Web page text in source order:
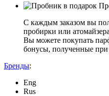
С каждым заказом вы
пробирки или
Вы можете покупать
бонусы, полученные при
Бренды:
Eng
Rus